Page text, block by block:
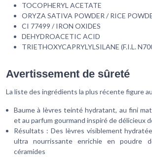
TOCOPHERYL ACETATE
ORYZA SATIVA POWDER / RICE
CI 77499 / IRON OXIDES
DEHYDROACETIC ACID
TRIETHOXYCAPRYLYLSILANE (F.I.L.
Avertissement de sûreté
La liste des ingrédients la plus récente figure
Baume à lèvres teinté hydratant, au fini
et au parfum gourmand inspiré de délicieux
Résultats : Des lèvres visiblement
ultra nourrissante enrichie en poudre
céramides